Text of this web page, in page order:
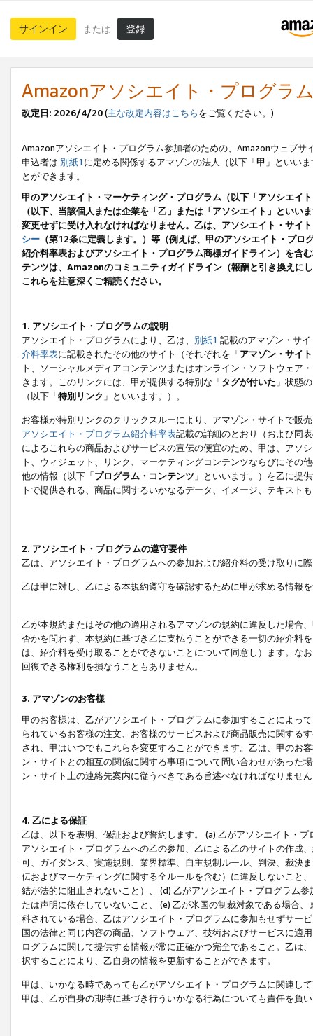
サインイン または 登録
Amazonアソシエイト・プログラ
改定日: 2026/4/20(主な改定内容はこちらをご覧ください。)
Amazonアソシエイト・プログラム参加者のための、Amazonウェブサ
申込者は 別紙1 に定める関係するアマゾンの法人（以下「甲 」といい
とができます。
甲のアソシエイト・マーケティング・プログラム（以下「アソシエイ
（以下、当該個人または企業を「乙」または「アソシエイト」とい
変更せずに受け入れなければなりません。乙は、アソシエイト・サイ
シー （第12条に定義します。）等（例えば、甲のアソシエイト・プ
紹介料率表およびアソシエイト・プログラム商標ガイドライン）を
テンツは、Amazonのコミュニティガイドライン（報酬と引き換えに
これらを注意深くご精読ください。
1. アソシエイト・プログラムの説明
アソシエイト・プログラムにより、乙は、 別紙1 記載のアマゾン・サ
介料率表に記載されたその他のサイト（それぞれを「アマゾン・サイト
ト、ソーシャルメディアコンテンツまたはオンライン・ソフトウェア
きます。このリンクには、甲が提供する特別な「タグが付いた 」状態
（以下「特別リンク 」といいます。）。
お客様が特別リンクのクリックスルーにより、アマゾン・サイトで販
アソシエイト・プログラム紹介料率表記載の詳細のとおり（および同
によるこれらの商品およびサービスの宣伝の便宜のため、甲は、アソ
ト、ウィジェット、リンク、マーケティングコンテンツならびにその
他の情報（以下「プログラム・コンテンツ 」といいます。）を乙に提
トで提供される、商品に関するいかなるデータ、イメージ、テキス
2. アソシエイト・プログラムの遵守要件
乙は、アソシエイト・プログラムへの参加および紹介料の受け取りに
乙は甲に対し、乙による本規約遵守を確認するために甲が求める情報
乙が本規約またはその他の適用されるアマゾンの規約に違反した場合
否かを問わず、本規約に基づき乙に支払うことができる一切の紹介料
は、紹介料を受け取ることができないことについて同意し）ます。な
回復できる権利を損なうこともありません。
3. アマゾンのお客様
甲のお客様は、乙がアソシエイト・プログラムに参加することによっ
られているお客様の注文、お客様のサービスおよび商品販売に関する
され、甲はいつでもこれらを変更することができます。乙は、甲のお
ン・サイトとの相互の関係に関する事項について問い合わせがあった
ン・サイト上の連絡先案内に従うべきである旨述べなければなりませ
4. 乙による保証
乙は、以下を表明、保証および誓約します。 (a) 乙がアソシエイト・
アソシエイト・プログラムへの乙の参加、乙による乙のサイトの作成
可、ガイダンス、実施規則、業界標準、自主規制ルール、判決、裁決
伝およびマーケティングに関する全ルールを含む）に違反しないこと
結が法的に阻止されないこと）、 (d) 乙がアソシエイト・プログラム
たは声明に依存していないこと、 (e) 乙が米国の制裁対象である場合
科されている場合、乙はアソシエイト・プログラムに参加もせずサー
国の法律と同じ内容の商品、ソフトウェア、技術およびサービスに適
ログラムに関して提供する情報が常に正確かつ完全であること。乙は
択することにより、乙自身の情報を更新することができます。
甲は、いかなる時であっても乙がアソシエイト・プログラムに関連し
甲は、乙が自身の期待に基づき行ういかなる行為についても責任を負